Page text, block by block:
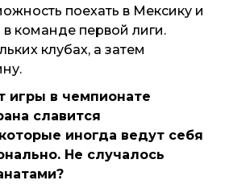
поехать в Мексику и
команде первой лиги.
клубах, а затем
игры в чемпионате
славится
иногда ведут себя
Не случалось